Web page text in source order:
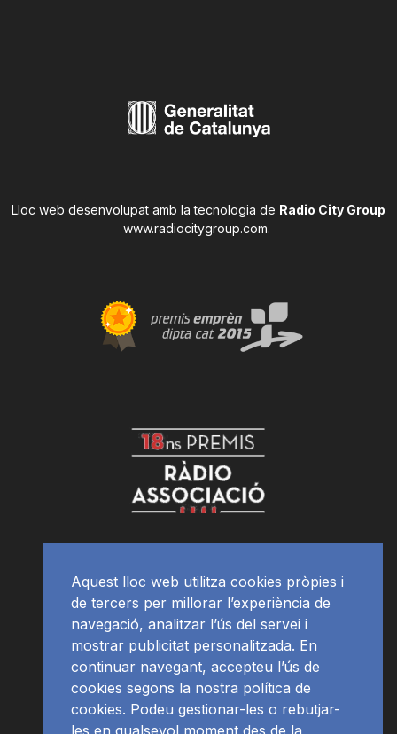
Lloc web desenvolupat amb la tecnologia de Radio City Group
www.radiocitygroup.com.
Aquest lloc web utilitza cookies pròpies i
de tercers per millorar l’experiència de
navegació, analitzar l’ús del servei i
mostrar publicitat personalitzada. En
continuar navegant, accepteu l’ús de
cookies segons la nostra política de
cookies. Podeu gestionar-les o rebutjar-